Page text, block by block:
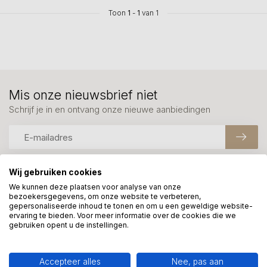
Toon 1 - 1 van 1
Meer informatie?
We helpen graag met uw keuze of geven advies, bel of app
ons 7 dagen per week: 06-23643267
Mis onze nieuwsbrief niet
Schrijf je in en ontvang onze nieuwe aanbiedingen
Wij gebruiken cookies
We kunnen deze plaatsen voor analyse van onze
bezoekersgegevens, om onze website te verbeteren,
gepersonaliseerde inhoud te tonen en om u een geweldige website-
ervaring te bieden. Voor meer informatie over de cookies die we
gebruiken opent u de instellingen.
Accepteer alles Nee, pas aan